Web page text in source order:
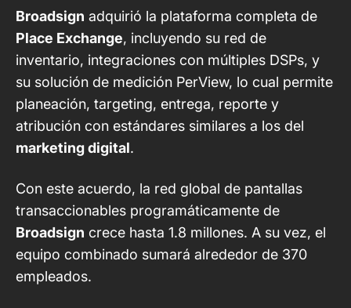
Broadsign adquirió la plataforma completa de
Place Exchange, incluyendo su red de
inventario, integraciones con múltiples DSPs, y
su solución de medición PerView, lo cual permite
planeación, targeting, entrega, reporte y
atribución con estándares similares a los del
marketing digital.
Con este acuerdo, la red global de pantallas
transaccionables programáticamente de
Broadsign crece hasta 1.8 millones. A su vez, el
equipo combinado sumará alrededor de 370
empleados.